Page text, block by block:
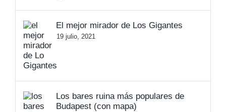
El mejor mirador de Los Gigantes
19 julio, 2021
Los bares ruina más populares de
Budapest (con mapa)